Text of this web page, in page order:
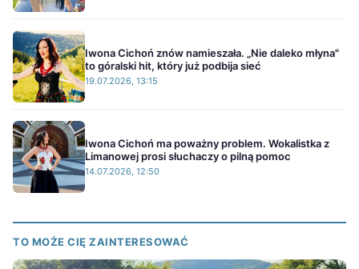
Iwona Cichoń znów namieszała. „Nie daleko młyna"
to góralski hit, który już podbija sieć
19.07.2026, 13:15
Iwona Cichoń ma poważny problem. Wokalistka z
Limanowej prosi słuchaczy o pilną pomoc
14.07.2026, 12:50
TO MOŻE CIĘ ZAINTERESOWAĆ